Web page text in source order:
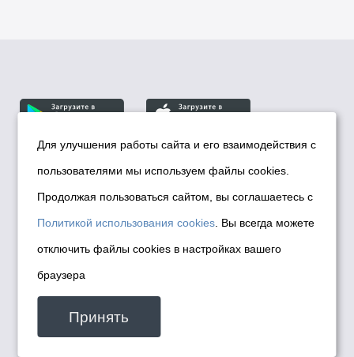
© Департамент информационной политики мэрии
города Новосибирска, 2026
Политика использования Cookies
Политика по обработке персональных
данных в информационных системах
мэрии города Новосибирска
malinchukvl@mail.ru
Для улучшения работы сайта и его взаимодействия с
пользователями мы используем файлы cookies.
Продолжая пользоваться сайтом, вы соглашаетесь с
Политикой использования cookies . Вы всегда можете
отключить файлы cookies в настройках вашего
браузера
Принять